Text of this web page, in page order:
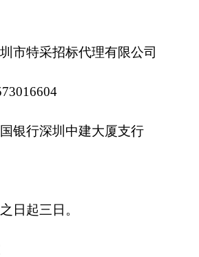
市特采招标代理有限公司
银行深圳中建大厦支行
日起三日。